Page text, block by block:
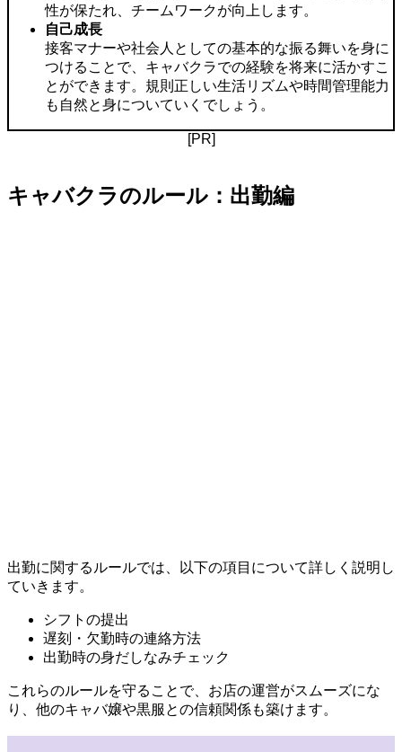
性が保たれ、チームワークが向上します。
自己成長
接客マナーや社会人としての基本的な振る舞いを身に
つけることで、キャバクラでの経験を将来に活かすこ
とができます。規則正しい生活リズムや時間管理能力
も自然と身についていくでしょう。
[PR]
キャバクラのルール：出勤編
出勤に関するルールでは、以下の項目について詳しく説明し
ていきます。
シフトの提出
遅刻・欠勤時の連絡方法
出勤時の身だしなみチェック
これらのルールを守ることで、お店の運営がスムーズにな
り、他のキャバ嬢や黒服との信頼関係も築けます。